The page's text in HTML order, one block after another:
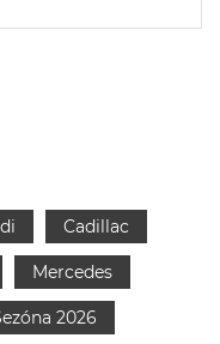
Cadillac
Mercedes
2026